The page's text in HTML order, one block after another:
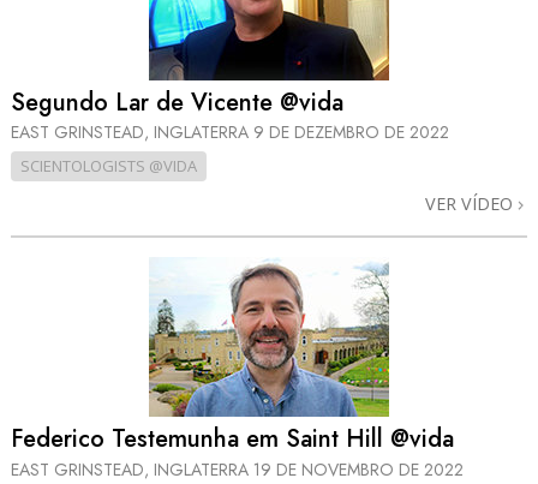
Segundo Lar de Vicente @vida
EAST GRINSTEAD, INGLATERRA 9 DE DEZEMBRO DE 2022
SCIENTOLOGISTS @VIDA
VER VÍDEO
Federico Testemunha em Saint Hill @vida
EAST GRINSTEAD, INGLATERRA 19 DE NOVEMBRO DE 2022